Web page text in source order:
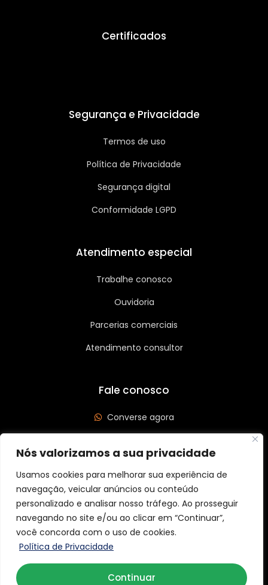
Nós valorizamos a sua privacidade
Usamos cookies para melhorar sua experiência de
navegação, veicular anúncios ou conteúdo
personalizado e analisar nosso tráfego. Ao prosseguir
navegando no site e/ou ao clicar em “Continuar”,
você concorda com o uso de cookies.
Política de Privacidade
Continuar
Certificados
Segurança e Privacidade
Termos de uso
Política de Privacidade
Segurança digital
Conformidade LGPD
Atendimento especial
Trabalhe conosco
Ouvidoria
Parcerias comerciais
Atendimento consultor
Fale conosco
Converse agora
Av. Leste Oeste, Qd 562 Lt 03, St São José, Goiânia/GO
CEP: 74440-185
Copyright © 2026 Aider Graff. Todos os direitos reservados.